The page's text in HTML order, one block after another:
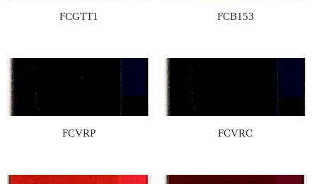
FCGTT1 FCB153
FCVRP FCVRC